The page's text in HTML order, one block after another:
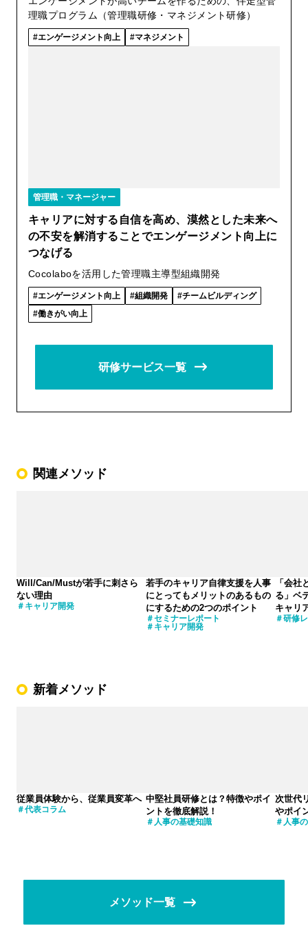
理職プログラム（管理職研修・マネジメント研修）
エンゲージメント向上 マネジメント
管理職・マネージャー
キャリアに対する自信を高め、漠然とした未来へ
の不安を解消することでエンゲージメント向上に
つなげる
Cocolaboを活用した管理職主導型組織開発
エンゲージメント向上 組織開発
チームビルディング
働きがい向上
研修サービス一覧
関連メソッド
Will/Can/Mustが若手に刺さら
ない理由
キャリア開発
若手のキャリア自律支援を人事
にとってもメリットのあるもの
にするための2つのポイント
セミナーレポート
キャリア開発
「会社
る」ベ
キャリ
研修
新着メソッド
従業員体験から、従業員変革へ
代表コラム
中堅社員研修とは？特徴やポイ
ントを徹底解説！
人事の基礎知識
次世代
やポイ
人事
メソッド一覧